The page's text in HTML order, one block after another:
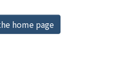
home page